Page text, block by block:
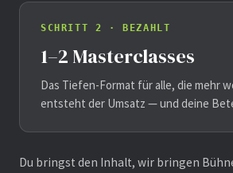
SCHRITT 2 · BEZAHLT
1–2 Masterclasses
Das Tiefen-Format für alle, die mehr
entsteht der Umsatz — und deine
Du bringst den Inhalt, wir bringen